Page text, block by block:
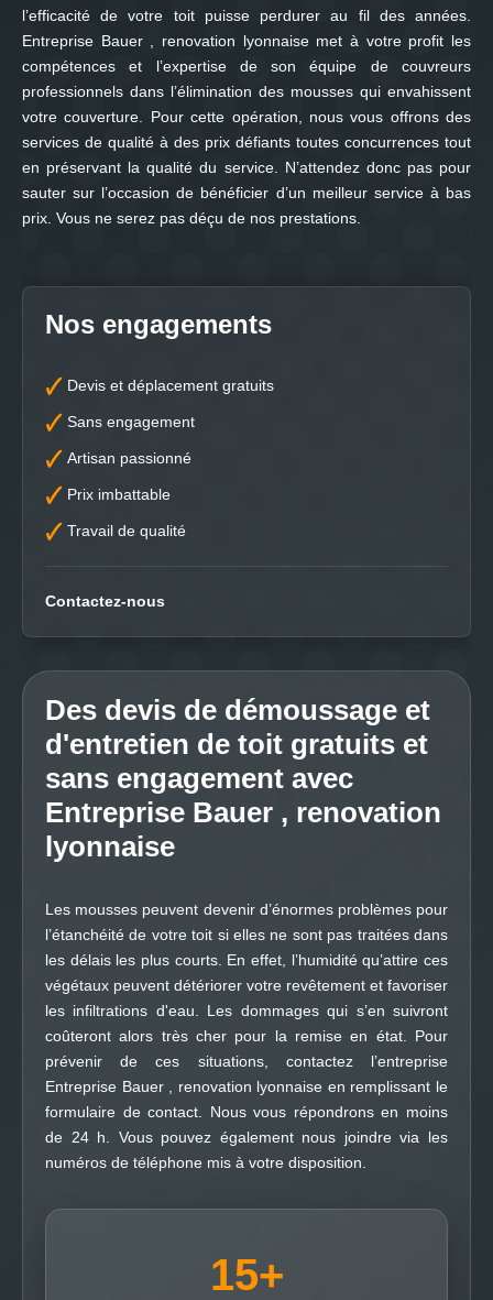
l’efficacité de votre toit puisse perdurer au fil des années.
Entreprise Bauer , renovation lyonnaise met à votre profit les
compétences et l’expertise de son équipe de couvreurs
professionnels dans l’élimination des mousses qui envahissent
votre couverture. Pour cette opération, nous vous offrons des
services de qualité à des prix défiants toutes concurrences tout
en préservant la qualité du service. N’attendez donc pas pour
sauter sur l’occasion de bénéficier d’un meilleur service à bas
prix. Vous ne serez pas déçu de nos prestations.
Nos engagements
Devis et déplacement gratuits
Sans engagement
Artisan passionné
Prix imbattable
Travail de qualité
Contactez-nous
Des devis de démoussage et
d'entretien de toit gratuits et
sans engagement avec
Entreprise Bauer , renovation
lyonnaise
Les mousses peuvent devenir d’énormes problèmes pour
l’étanchéité de votre toit si elles ne sont pas traitées dans
les délais les plus courts. En effet, l’humidité qu’attire ces
végétaux peuvent détériorer votre revêtement et favoriser
les infiltrations d'eau. Les dommages qui s’en suivront
coûteront alors très cher pour la remise en état. Pour
prévenir de ces situations, contactez l’entreprise
Entreprise Bauer , renovation lyonnaise en remplissant le
formulaire de contact. Nous vous répondrons en moins
de 24 h. Vous pouvez également nous joindre via les
numéros de téléphone mis à votre disposition.
15+